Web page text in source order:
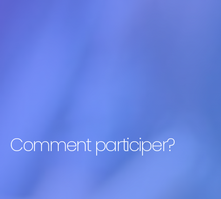
Comment participer?